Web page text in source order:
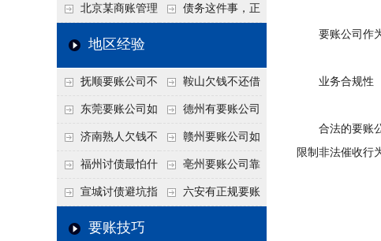
率高吗？未来追账公
司发展趋势引发行业
机构聚焦合规服务
北京某商账管理
服务机构持续提升合
力企业化解应收账款
难题
债务这件事，正
地区经验
抚顺要账公司不
敢透漏的追回方法是
什么？
鞍山欠钱不还借
口太多？2026年这3
句反问话术，直接把
他后路堵死
东莞要账公司如
何有效要账讨债？20
26年合法追债经验总
结！
德州有要账公司
吗？如何合法讨债才
不沾风险？
济南熟人欠钱不
还？
赣州要账公司如
何有效讨债？合法追
债四步秘籍
福州讨债最怕什
么？2026年这两个关
键细节，做错就很难
亳州要账公司靠
谱吗？合法讨债四步
宣城讨债避坑指
南：2026年这2个细
六安有正规要账
要账技巧
要账公司作为
业务合规性
合法的要账公
限制非法催收行